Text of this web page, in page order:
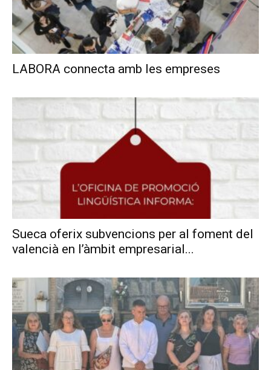
LABORA connecta amb les empreses
Sueca oferix subvencions per al foment del
valencià en l’àmbit empresarial...